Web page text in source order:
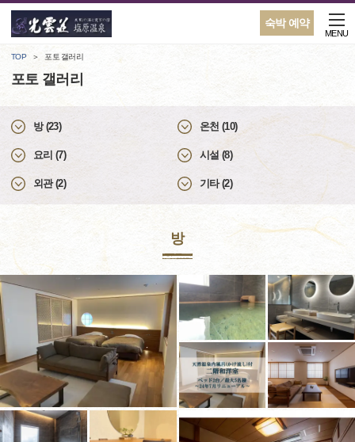
숙박 예약
MENU
TOP 포토 갤러리
포토 갤러리
방 (23) 온천 (10)
요리 (7) 시설 (8)
외관 (2) 기타 (2)
방